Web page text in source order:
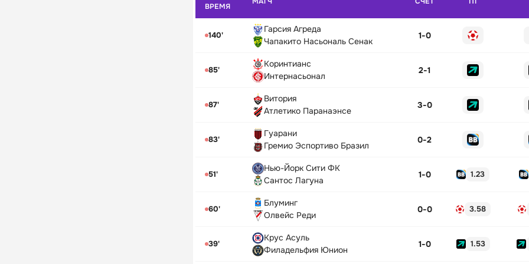
ВРЕМЯ
140'
Гарсия Агреда
Чапакито Насьональ Сенак
1-0
85'
Коринтианс
Интернасьонал
2-1
87'
Витория
Атлетико Паранаэнсе
3-0
83'
Гуарани
Гремио Эспортиво Бразил
0-2
51'
Нью-Йорк Сити ФК
Сантос Лагуна
1-0 1.23
60'
Блуминг
Олвейс Реди
0-0 3.58
39'
Крус Асуль
Филадельфия Юнион
1-0 1.53